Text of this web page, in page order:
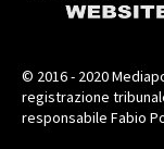
© 2016 - 2020
registrazione
responsabile Fabio